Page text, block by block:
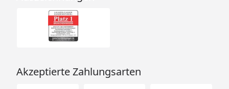
Optionale Erweiterungen (siehe Reiter "Zubehör"):
Fußboden
Akzeptierte Zahlungsarten